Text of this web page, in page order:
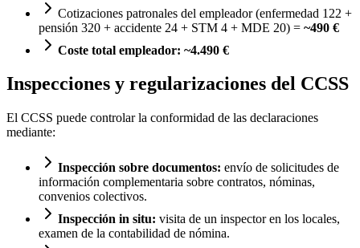
Cotizaciones patronales del empleador (enfermedad 122 +
pensión 320 + accidente 24 + STM 4 + MDE 20) = ~490 €
Coste total empleador: ~4.490 €
Inspecciones y regularizaciones del CCSS
El CCSS puede controlar la conformidad de las declaraciones
mediante:
Inspección sobre documentos: envío de solicitudes de
información complementaria sobre contratos, nóminas,
convenios colectivos.
Inspección in situ: visita de un inspector en los locales,
examen de la contabilidad de nómina.